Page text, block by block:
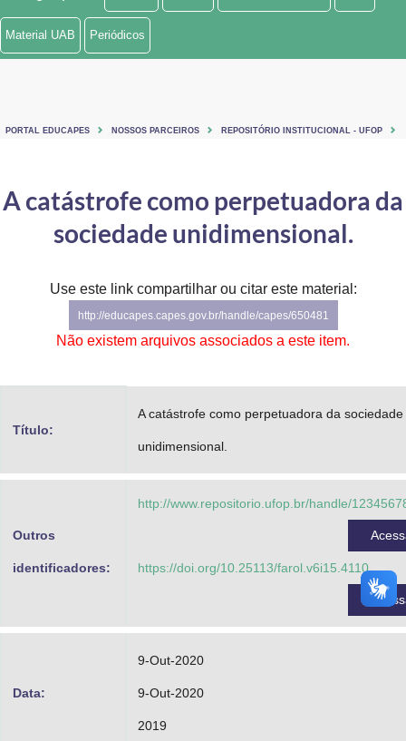
Ministério de Minas e Energia
Controladoria-Geral da União
Secretaria-Geral
Secretaria de Governo
Gabinete de Segurança Institucional
Advocacia-Geral da União
Material UAB Periódicos
PORTAL EDUCAPES NOSSOS PARCEIROS REPOSITÓRIO INSTITUCIONAL - UFOP
A catástrofe como perpetuadora da
sociedade unidimensional.
Use este link compartilhar ou citar este material:
http://educapes.capes.gov.br/handle/capes/650481
Não existem arquivos associados a este item.
Título:
A catástrofe como perpetuadora da sociedade
unidimensional.
Outros
identificadores:
http://www.repositorio.ufop.br/handle/
https://doi.org/10.25113/farol.v6i15.4110
Data:
9-Out-2020
9-Out-2020
2019